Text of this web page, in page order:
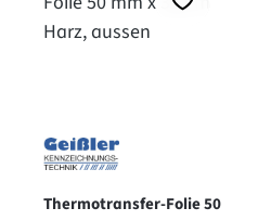
Thermotransfer-Folie 50